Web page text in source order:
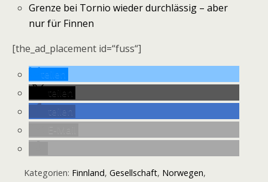
Grenze bei Tornio wieder durchlässig – aber
nur für Finnen
[the_ad_placement id=“fuss“]
teilen
teilen
teilen
Kategorien: Finnland, Gesellschaft, Norwegen,